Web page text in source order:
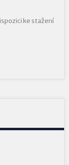
ke stažení